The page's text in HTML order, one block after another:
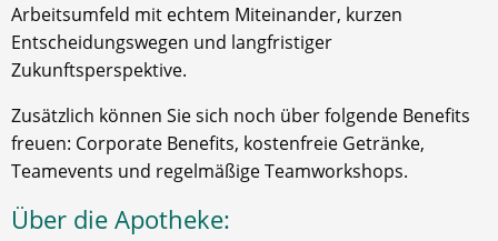
Arbeitsumfeld mit echtem Miteinander, kurzen
Entscheidungswegen und langfristiger
Zukunftsperspektive.
Zusätzlich können Sie sich noch über folgende Benefits
freuen: Corporate Benefits, kostenfreie Getränke,
Teamevents und regelmäßige Teamworkshops.
Über die Apotheke: